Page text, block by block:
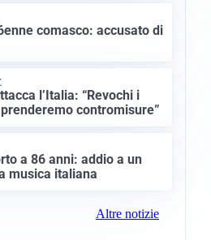
comasco: accusato di
l’Italia: “Revochi i
contromisure”
a 86 anni: addio a un
musica italiana
Altre notizie